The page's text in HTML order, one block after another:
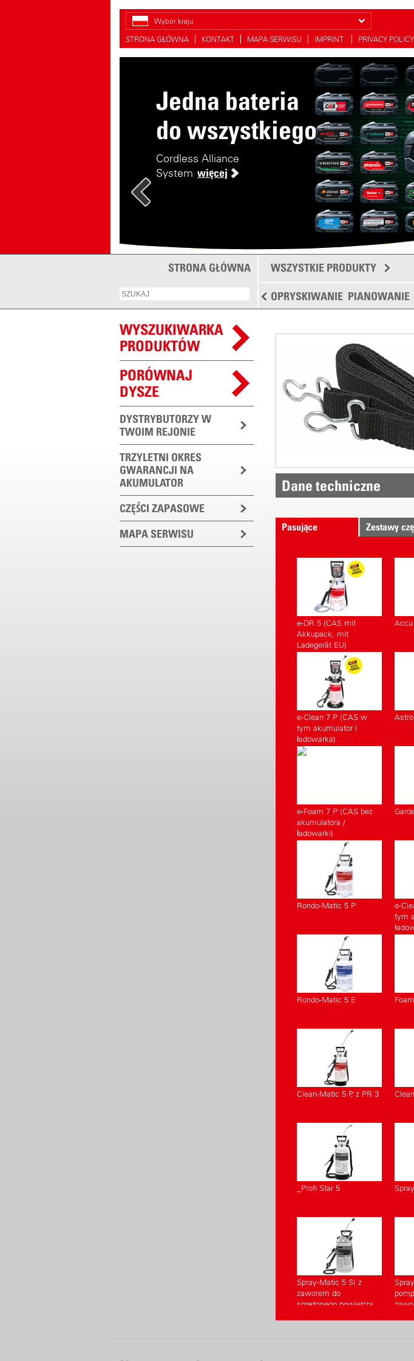
Wybór kraju
STRONA GŁÓWNA
KONTAKT MAPA SERWISU IMPRINT PRIVACY POLICY
Jedna bateria
do wszystkiego
Cordless Alliance
System więcej
Szukanie
części
zamiennych
STRONA GŁÓWNA WSZYSTKIE PRODUKTY
OPRYSKIWANIE PIANOWANIE
WYSZUKIWARKA
PRODUKTÓW
PORÓWNAJ
DYSZE
DYSTRYBUTORZY W
TWOIM REJONIE
TRZYLETNI OKRES
GWARANCJI NA
AKUMULATOR
CZĘŚCI ZAPASOWE
MAPA SERWISU
Dane techniczne
Pasujące
Zestawy
e-DR 5 (CAS mit
Akkupack, mit
Ladegerät EU)
Accu
e-Clean 7 P (CAS w
tym akumulator i
ładowarka)
e-Foam 7 P (CAS bez
akumulatora /
ładowarki)
Rondo-Matic 5 P
e-
tym
Rondo-Matic 5 E
Clean-Matic 5 P, z PR 3
_Profi Star 5
Spray-Matic 5 SI z
zaworem do
sprężonego powietrza